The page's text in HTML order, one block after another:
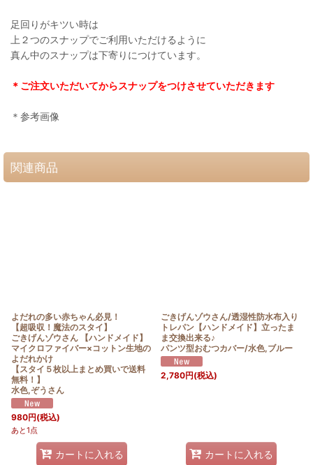
足回りがキツい時は
上２つのスナップでご利用いただけるように
真ん中のスナップは下寄りにつけています。
＊ご注文いただいてからスナップをつけさせていただきます
＊参考画像
関連商品
よだれの多い赤ちゃん必見！
【超吸収！魔法のスタイ】
ごきげんゾウさん 【ハンドメイド】
マイクロファイバー×コットン生地の
よだれかけ
【スタイ５枚以上まとめ買いで送料
無料！】
水色,ぞうさん
980円(税込)
あと1点
カートに入れる
ごきげんゾウさん/透湿性防水布入り
トレパン【ハンドメイド】立ったま
ま交換出来る♪
パンツ型おむつカバー/水色,ブルー
2,780円(税込)
カートに入れる